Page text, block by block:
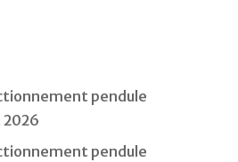
pendule
2026
pendule